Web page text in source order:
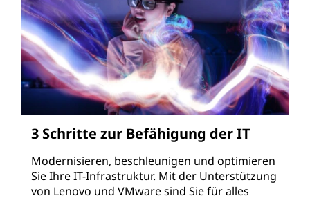
3 Schritte zur Befähigung der IT
Modernisieren, beschleunigen und optimieren
Sie Ihre IT-Infrastruktur. Mit der Unterstützung
von Lenovo und VMware sind Sie für alles